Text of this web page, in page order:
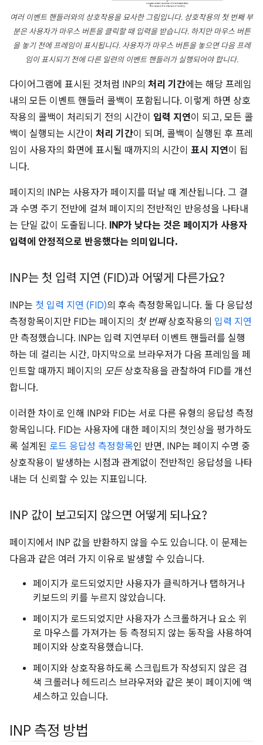
여러 이벤트 핸들러와의 상호작용을 묘사한 그림입니다. 상호작용의 첫 번째 부
분은 사용자가 마우스 버튼을 클릭할 때 입력을 받습니다. 하지만 마우스 버튼
을 놓기 전에 프레임이 표시됩니다. 사용자가 마우스 버튼을 놓으면 다음 프레
임이 표시되기 전에 다른 일련의 이벤트 핸들러가 실행되어야 합니다.
다이어그램에 표시된 것처럼 INP의 처리 기간에는 해당 프레임
내의 모든 이벤트 핸들러 콜백이 포함됩니다. 이렇게 하면 상호
작용의 콜백이 처리되기 전의 시간이 입력 지연이 되고, 모든 콜
백이 실행되는 시간이 처리 기간이 되며, 콜백이 실행된 후 프레
임이 사용자의 화면에 표시될 때까지의 시간이 표시 지연이 됩
니다.
페이지의 INP는 사용자가 페이지를 떠날 때 계산됩니다. 그 결
과 수명 주기 전반에 걸쳐 페이지의 전반적인 반응성을 나타내
는 단일 값이 도출됩니다. INP가 낮다는 것은 페이지가 사용자
입력에 안정적으로 반응했다는 의미입니다.
INP는 첫 입력 지연 (FID)과 어떻게 다른가요?
INP는 첫 입력 지연 (FID)의 후속 측정항목입니다. 둘 다 응답성
측정항목이지만 FID는 페이지의 첫 번째상호작용의 입력 지연
만 측정했습니다. INP는 입력 지연부터 이벤트 핸들러를 실행
하는 데 걸리는 시간, 마지막으로 브라우저가 다음 프레임을 페
인트할 때까지 페이지의 모든상호작용을 관찰하여 FID를 개선
합니다.
이러한 차이로 인해 INP와 FID는 서로 다른 유형의 응답성 측정
항목입니다. FID는 사용자에 대한 페이지의 첫인상을 평가하도
록 설계된 로드 응답성 측정항목인 반면, INP는 페이지 수명 중
상호작용이 발생하는 시점과 관계없이 전반적인 응답성을 나타
내는 더 신뢰할 수 있는 지표입니다.
INP 값이 보고되지 않으면 어떻게 되나요?
페이지에서 INP 값을 반환하지 않을 수도 있습니다. 이 문제는
다음과 같은 여러 가지 이유로 발생할 수 있습니다.
페이지가 로드되었지만 사용자가 클릭하거나 탭하거나
키보드의 키를 누르지 않았습니다.
페이지가 로드되었지만 사용자가 스크롤하거나 요소 위
로 마우스를 가져가는 등 측정되지 않는 동작을 사용하여
페이지와 상호작용했습니다.
페이지와 상호작용하도록 스크립트가 작성되지 않은 검
색 크롤러나 헤드리스 브라우저와 같은 봇이 페이지에 액
세스하고 있습니다.
INP 측정 방법